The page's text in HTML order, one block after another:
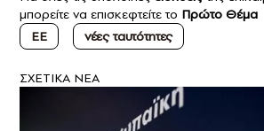
μπορείτε να επισκεφτείτε το Πρώτο Θέμα
EE
νέες ταυτότητες
ΣXETIKA NEA